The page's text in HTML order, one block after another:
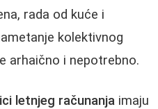
rada od kuće i
kolektivnog
arhaično i nepotrebno.
letnjeg računanja imaju